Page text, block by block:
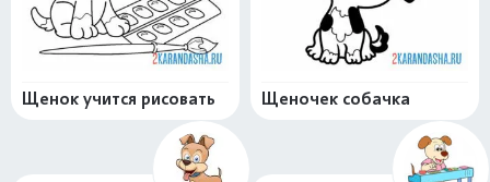
Щенок учится рисовать Щеночек собачка